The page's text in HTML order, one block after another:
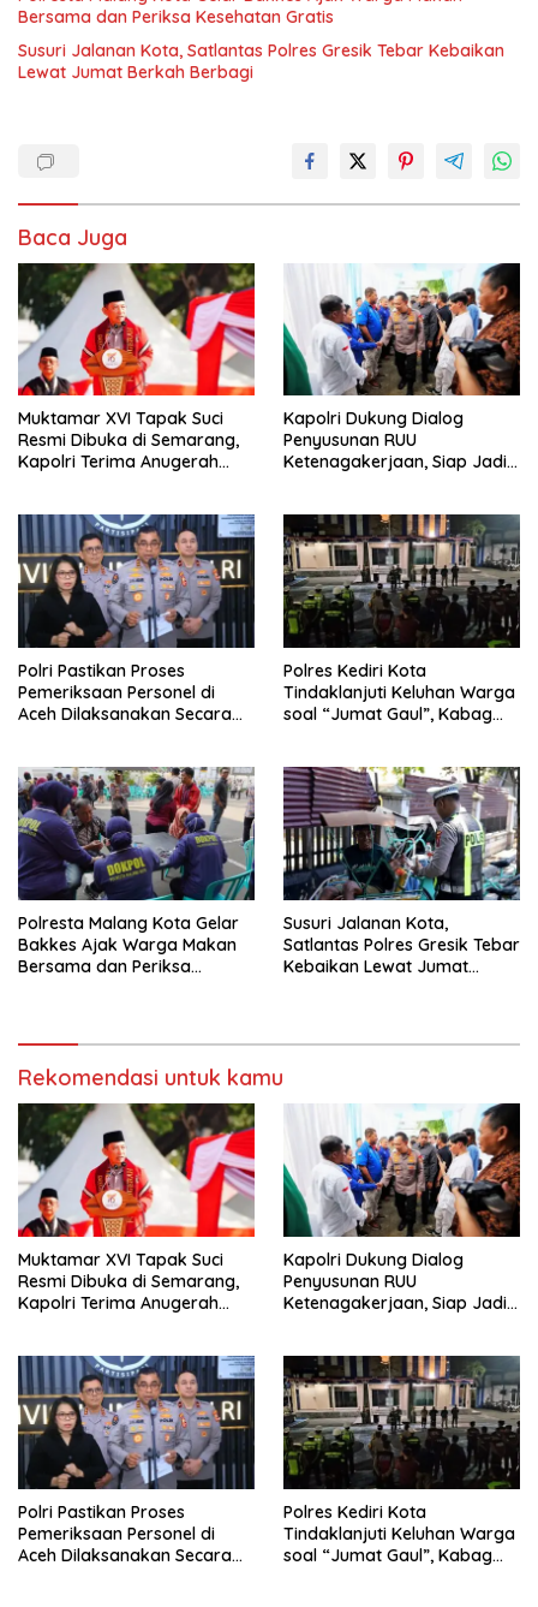
Bersama dan Periksa Kesehatan Gratis
Susuri Jalanan Kota, Satlantas Polres Gresik Tebar Kebaikan
Lewat Jumat Berkah Berbagi
Baca Juga
Muktamar XVI Tapak Suci
Resmi Dibuka di Semarang,
Kapolri Terima Anugerah
Kapolri Dukung Dialog
Penyusunan RUU
Ketenagakerjaan, Siap Jadi
Polri Pastikan Proses
Pemeriksaan Personel di
Aceh Dilaksanakan Secara
Polres Kediri Kota
Tindaklanjuti Keluhan Warga
soal “Jumat Gaul”, Kabag
Ketenteraman Masyarakat
Polresta Malang Kota Gelar
Bakkes Ajak Warga Makan
Bersama dan Periksa
Susuri Jalanan Kota,
Satlantas Polres Gresik Tebar
Kebaikan Lewat Jumat
Rekomendasi untuk kamu
Muktamar XVI Tapak Suci
Resmi Dibuka di Semarang,
Kapolri Terima Anugerah
Kapolri Dukung Dialog
Penyusunan RUU
Ketenagakerjaan, Siap Jadi
Polri Pastikan Proses
Pemeriksaan Personel di
Aceh Dilaksanakan Secara
Polres Kediri Kota
Tindaklanjuti Keluhan Warga
soal “Jumat Gaul”, Kabag